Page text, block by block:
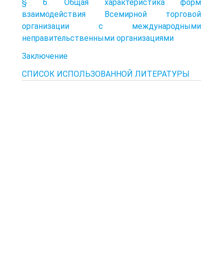
§ 6. Общая характеристика форм
взаимодействия Всемирной торговой
организации с международными
неправительственными организациями
Заключение
СПИСОК ИСПОЛЬЗОВАННОЙ ЛИТЕРАТУРЫ